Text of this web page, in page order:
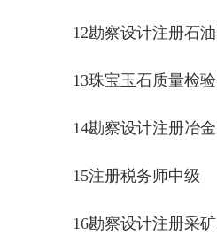
12勘察设计注册石
13珠宝玉石质量
14勘察设计注册冶
15注册税务
16勘察设计注册采